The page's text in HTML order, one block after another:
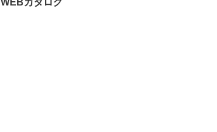
WEBカタログ